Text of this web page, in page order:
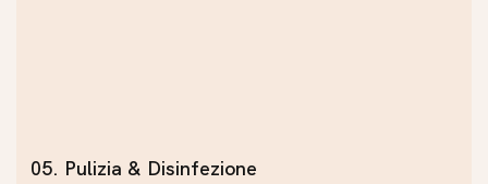
05. Pulizia & Disinfezione